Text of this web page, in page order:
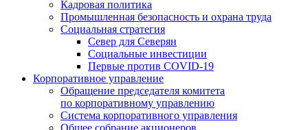
Кадровая политика
Промышленная безопасность и охрана труда
Социальная стратегия
Север для Северян
Социальные инвестиции
Первые против COVID‑19
Корпоративное управление
Обращение председателя комитета
по корпоративному управлению
Система корпоративного управления
Общее собрание акционеров